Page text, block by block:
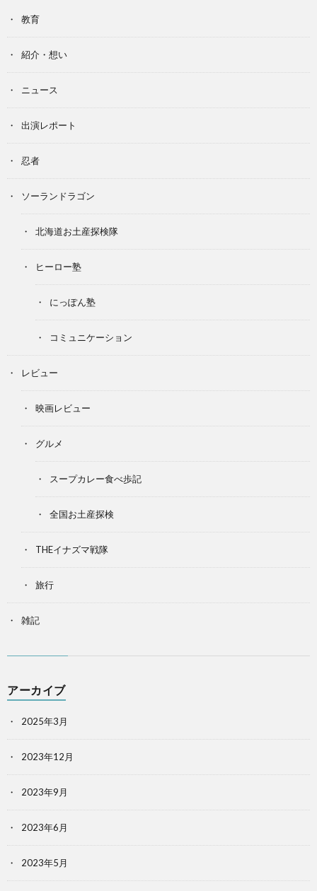
教育
紹介・想い
ニュース
出演レポート
忍者
ソーランドラゴン
北海道お土産探検隊
ヒーロー塾
にっぽん塾
コミュニケーション
レビュー
映画レビュー
グルメ
スープカレー食べ歩記
全国お土産探検
THEイナズマ戦隊
旅行
雑記
アーカイブ
2025年3月
2023年12月
2023年9月
2023年6月
2023年5月